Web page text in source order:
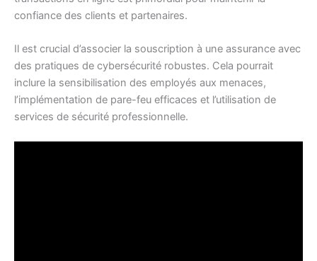
confiance des clients et partenaires.
Il est crucial d’associer la souscription à une assurance avec
des pratiques de cybersécurité robustes. Cela pourrait
inclure la sensibilisation des employés aux menaces,
l’implémentation de pare-feu efficaces et l’utilisation de
services de sécurité professionnelle.